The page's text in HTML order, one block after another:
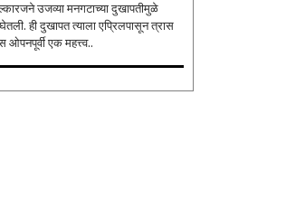
दुखापतीमुळे
ही दुखापत त्याला एप्रिलपासून त्रास
एक महत्त्व..